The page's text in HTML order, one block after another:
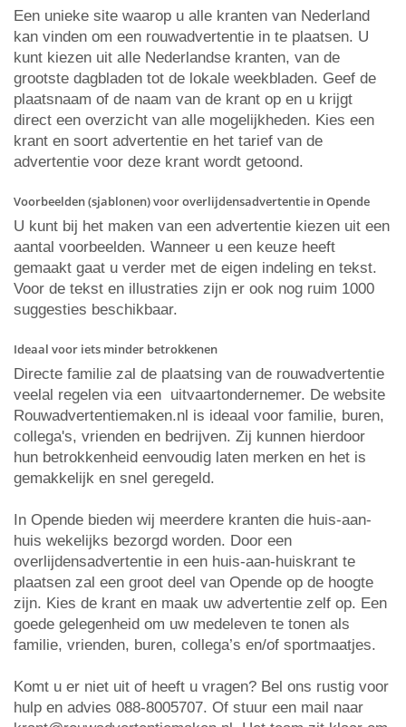
Een unieke site waarop u alle kranten van Nederland
kan vinden om een rouwadvertentie in te plaatsen. U
kunt kiezen uit alle Nederlandse kranten, van de
grootste dagbladen tot de lokale weekbladen. Geef de
plaatsnaam of de naam van de krant op en u krijgt
direct een overzicht van alle mogelijkheden. Kies een
krant en soort advertentie en het tarief van de
advertentie voor deze krant wordt getoond.
Voorbeelden (sjablonen) voor overlijdensadvertentie in Opende
U kunt bij het maken van een advertentie kiezen uit een
aantal voorbeelden. Wanneer u een keuze heeft
gemaakt gaat u verder met de eigen indeling en tekst.
Voor de tekst en illustraties zijn er ook nog ruim 1000
suggesties beschikbaar.
Ideaal voor iets minder betrokkenen
Directe familie zal de plaatsing van de rouwadvertentie
veelal regelen via een uitvaartondernemer. De website
Rouwadvertentiemaken.nl is ideaal voor familie, buren,
collega's, vrienden en bedrijven. Zij kunnen hierdoor
hun betrokkenheid eenvoudig laten merken en het is
gemakkelijk en snel geregeld.
In Opende bieden wij meerdere kranten die huis-aan-
huis wekelijks bezorgd worden. Door een
overlijdensadvertentie in een huis-aan-huiskrant te
plaatsen zal een groot deel van Opende op de hoogte
zijn. Kies de krant en maak uw advertentie zelf op. Een
goede gelegenheid om uw medeleven te tonen als
familie, vrienden, buren, collega’s en/of sportmaatjes.
Komt u er niet uit of heeft u vragen? Bel ons rustig voor
hulp en advies 088-8005707. Of stuur een mail naar